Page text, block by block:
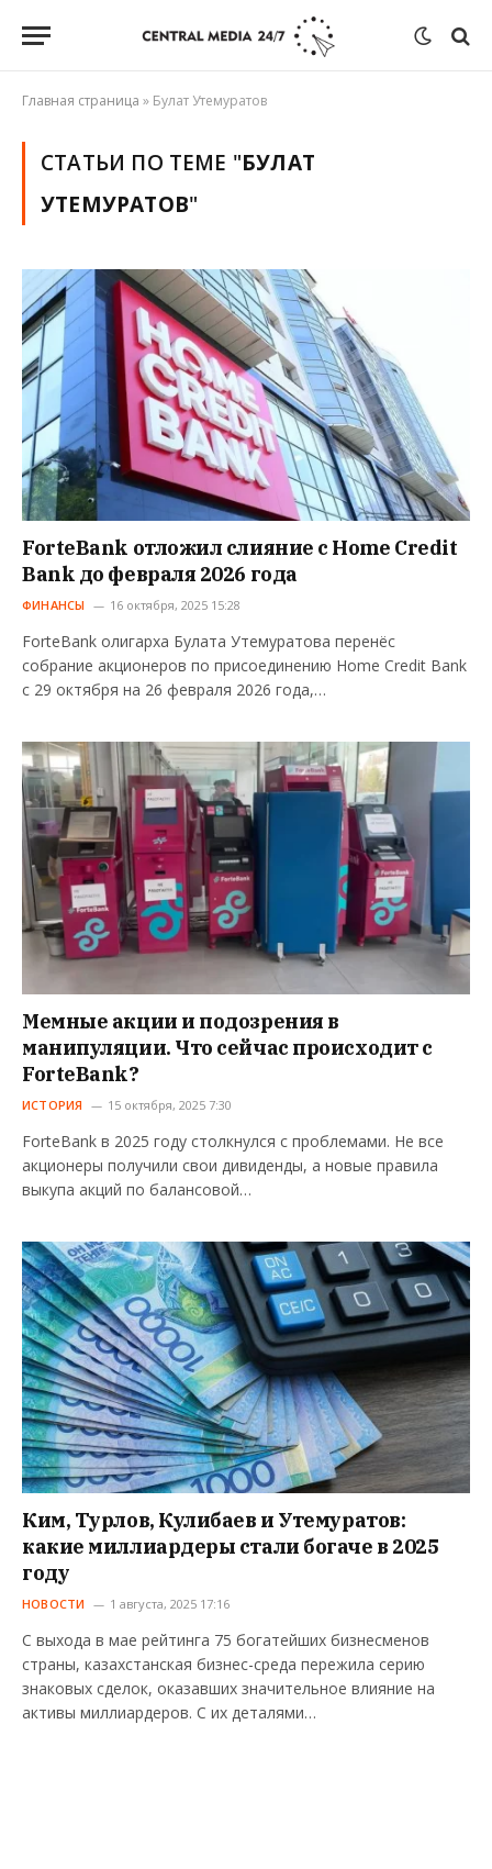
Главная страница » Булат Утемуратов
СТАТЬИ ПО ТЕМЕ "БУЛАТ
УТЕМУРАТОВ"
ForteBank отложил слияние с Home Credit
Bank до февраля 2026 года
ФИНАНСЫ 16 октября, 2025 15:28
ForteBank олигарха Булата Утемуратова перенёс
собрание акционеров по присоединению Home Credit Bank
с 29 октября на 26 февраля 2026 года,…
Мемные акции и подозрения в
манипуляции. Что сейчас происходит с
ForteBank?
ИСТОРИЯ 15 октября, 2025 7:30
ForteBank в 2025 году столкнулся с проблемами. Не все
акционеры получили свои дивиденды, а новые правила
выкупа акций по балансовой…
Ким, Турлов, Кулибаев и Утемуратов:
какие миллиардеры стали богаче в 2025
году
НОВОСТИ 1 августа, 2025 17:16
С выхода в мае рейтинга 75 богатейших бизнесменов
страны, казахстанская бизнес-среда пережила серию
знаковых сделок, оказавших значительное влияние на
активы миллиардеров. С их деталями…